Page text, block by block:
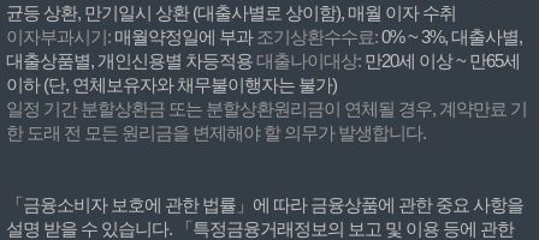
균등 상환, 만기일시 상환 (대출사별로 상이함), 매월 이자 수취
이자부과시기: 매월약정일에 부과 조기상환수수료:0% ~ 3%, 대출사별,
대출상품별, 개인신용별 차등적용 대출나이대상: 만20세 이상 ~ 만65세
이하 (단, 연체보유자와 채무불이행자는 불가)
일정 기간 분할상환금 또는 분할상환원리금이 연체될 경우, 계약만료 기
한 도래 전 모든 원리금을 변제해야 할 의무가 발생합니다.
「금융소비자 보호에 관한 법률」에 따라 금융상품에 관한 중요 사항을
설명 받을 수 있습니다. 「특정금융거래정보의 보고 및 이용 등에 관한